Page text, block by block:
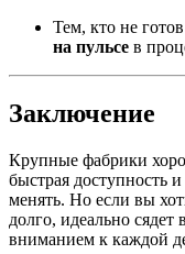
Тем, кто не
на пульсе в
Заключение
Крупные фабрики
быстрая доступность
менять. Но если вы
долго, идеально сядет
вниманием к каждой